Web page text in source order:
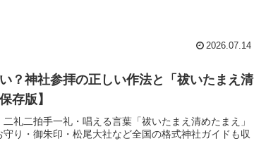
2026.07.14
？神社参拝の正しい作法と「祓いたまえ清
存版】
礼二拍手一礼・唱える言葉「祓いたまえ清めたまえ」
り・御朱印・松尾大社など全国の格式神社ガイドも収